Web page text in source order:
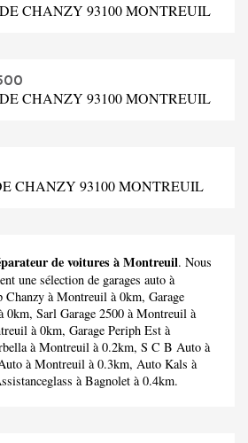
CHANZY 93100 MONTREUIL
CHANZY 93100 MONTREUIL
CHANZY 93100 MONTREUIL
de voitures à Montreuil. Nous
une sélection de garages auto à
Chanzy à Montreuil à 0km, Garage
0km, Sarl Garage 2500 à Montreuil à
à 0km, Garage Periph Est à
à Montreuil à 0.2km, S C B Auto à
à Montreuil à 0.3km, Auto Kals à
à Bagnolet à 0.4km.